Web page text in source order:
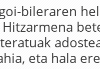
bileraren
Hitzarmena
eta hala